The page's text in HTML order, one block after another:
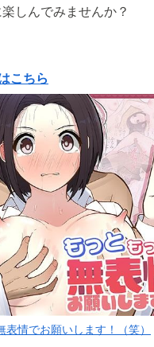
しんでみませんか？
こちら
情でお願いします！（笑）